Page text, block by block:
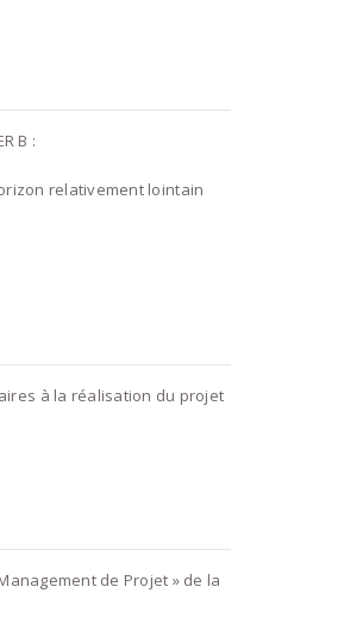
B :
relativement lointain
à la réalisation du projet
de Projet » de la